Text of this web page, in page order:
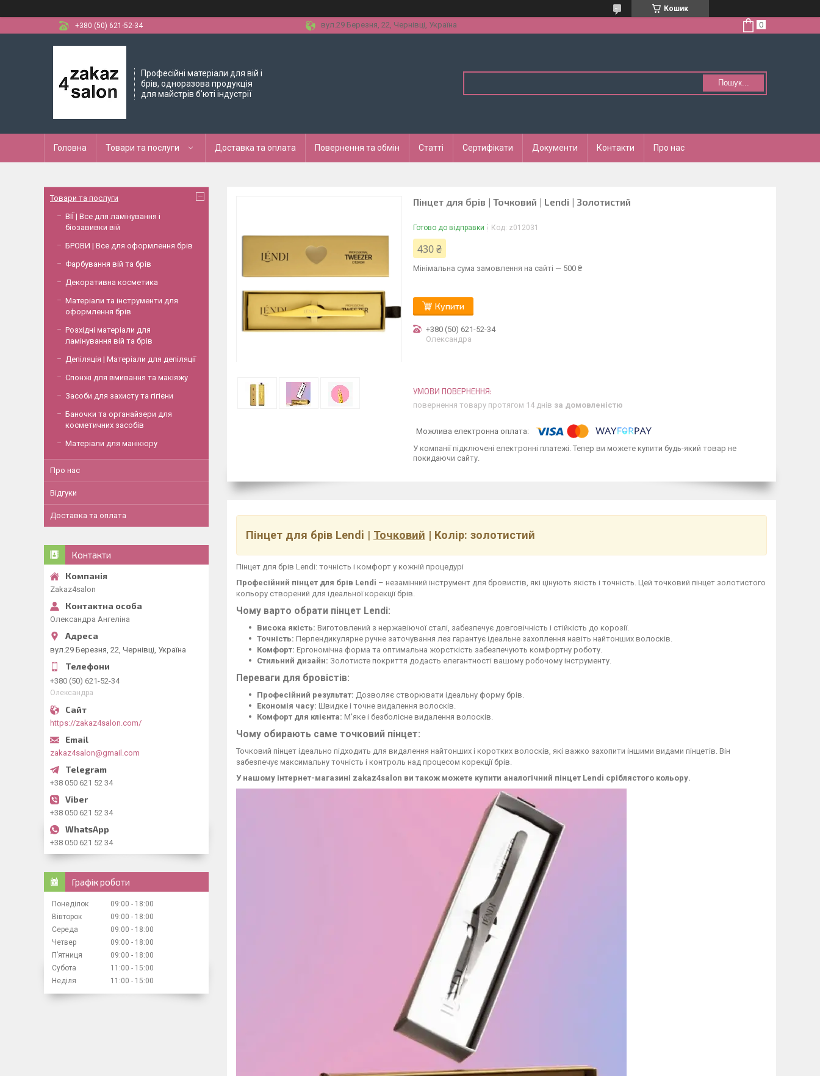
Кошик
+380 (50) 621-52-34
вул.29 Березня, 22, Чернівці, Україна
Професійні матеріали для вій і
брів, одноразова продукція
для майстрів б'юті індустрії
Пошук...
Головна Товари та послуги Доставка та оплата Повернення та обмін Статті Сертифікати Документи Контакти Про нас
Пінцет для брів | Точковий | Lendi | Золотистий
Готово до відправки Код: z012031
430 ₴
Мінімальна сума замовлення на сайті — 500 ₴
Купити
+380 (50) 621-52-34
Олександра
повернення товару протягом 14 днів за домовленістю
У компанії підключені електронні платежі. Тепер ви можете купити будь-який товар не
покидаючи сайту.
Пінцет для брів Lendi | Точковий | Колір: золотистий
Пінцет для брів Lendi: точність і комфорт у кожній процедурі
Професійний пінцет для брів Lendi – незамінний інструмент для бровистів, які цінують якість і точність. Цей точковий пінцет золотистого
кольору створений для ідеальної корекції брів.
Чому варто обрати пінцет Lendi:
Висока якість: Виготовлений з нержавіючої сталі, забезпечує довговічність і стійкість до корозії.
Точність: Перпендикулярне ручне заточування лез гарантує ідеальне захоплення навіть найтонших волосків.
Комфорт: Ергономічна форма та оптимальна жорсткість забезпечують комфортну роботу.
Стильний дизайн: Золотисте покриття додасть елегантності вашому робочому інструменту.
Переваги для бровістів:
Професійний результат: Дозволяє створювати ідеальну форму брів.
Економія часу: Швидке і точне видалення волосків.
Комфорт для клієнта: М'яке і безболісне видалення волосків.
Чому обирають саме точковий пінцет:
Точковий пінцет ідеально підходить для видалення найтонших і коротких волосків, які важко захопити іншими видами пінцетів. Він
забезпечує максимальну точність і контроль над процесом корекції брів.
У нашому інтернет-магазині zakaz4salon ви також можете купити аналогічний пінцет Lendi сріблястого кольору.
Товари та послуги
ВІЇ | Все для ламінування і
біозавивки вій
БРОВИ | Все для оформлення брів
Фарбування вій та брів
Декоративна косметика
Матеріали та інструменти для
оформлення брів
Розхідні матеріали для
ламінування вій та брів
Депіляція | Матеріали для депіляції
Спонжі для вмивання та макіяжу
Засоби для захисту та гігієни
Баночки та органайзери для
косметичних засобів
Матеріали для манікюру
Про нас
Відгуки
Доставка та оплата
Контакти
Zakaz4salon
Олександра Ангеліна
вул.29 Березня, 22, Чернівці, Україна
+380 (50) 621-52-34
Олександра
https://zakaz4salon.com/
zakaz4salon@gmail.com
+38 050 621 52 34
+38 050 621 52 34
+38 050 621 52 34
Графік роботи
Понеділок 09:00
18:00
Вівторок
09:00
18:00
Середа
09:00
18:00
Четвер
09:00
18:00
Пʼятниця
09:00
18:00
Субота
11:00
15:00
Неділя
11:00 15:00